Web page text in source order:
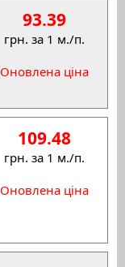
93.39
грн. за 1 м./п.
Оновлена ціна
109.48
грн. за 1 м./п.
Оновлена ціна